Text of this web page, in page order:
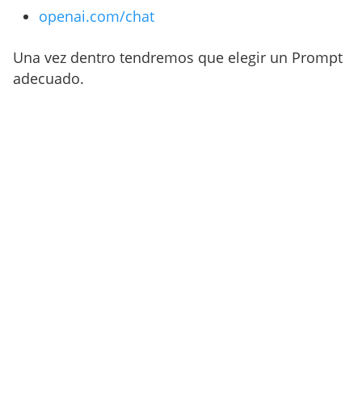
openai.com/chat
Una vez dentro tendremos que elegir un Prompt
adecuado.